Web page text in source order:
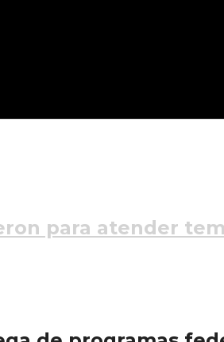
para atender